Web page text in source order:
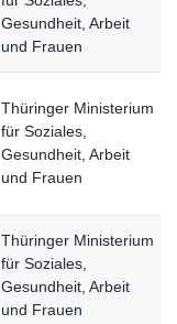
Gesundheit, Arbeit
und Frauen
Thüringer Ministerium
für Soziales,
Gesundheit, Arbeit
und Frauen
Thüringer Ministerium
für Soziales,
Gesundheit, Arbeit
und Frauen